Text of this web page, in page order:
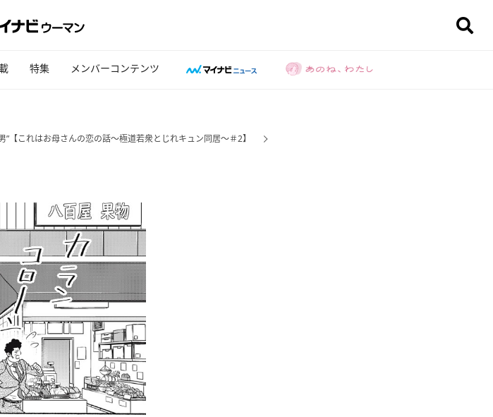
特集 メンバーコンテンツ
これはお母さんの恋の話～極道若衆とじれキュン同居～＃2】